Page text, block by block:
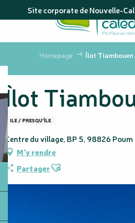
au
principal
Site corporate de Nouvelle-
Homepage Îlot Tiambouen
Îlot
ILE / PRESQU'ÎLE
Centre du village, BP 5, 98826 Poum
M'y rendre
PartagerAjouter aux favoris